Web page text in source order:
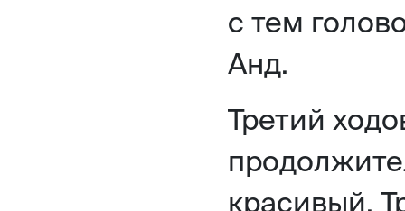
с тем
Анд.
Третий
красивый.